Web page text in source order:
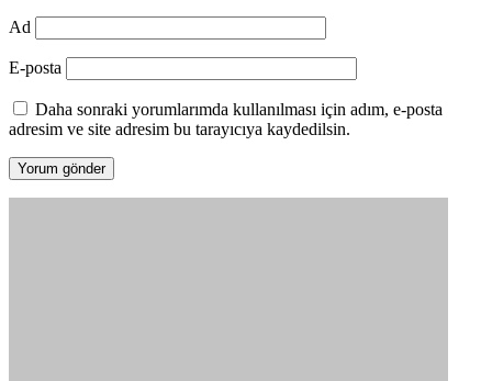
Ad
E-posta
Daha sonraki yorumlarımda kullanılması için adım, e-posta
adresim ve site adresim bu tarayıcıya kaydedilsin.